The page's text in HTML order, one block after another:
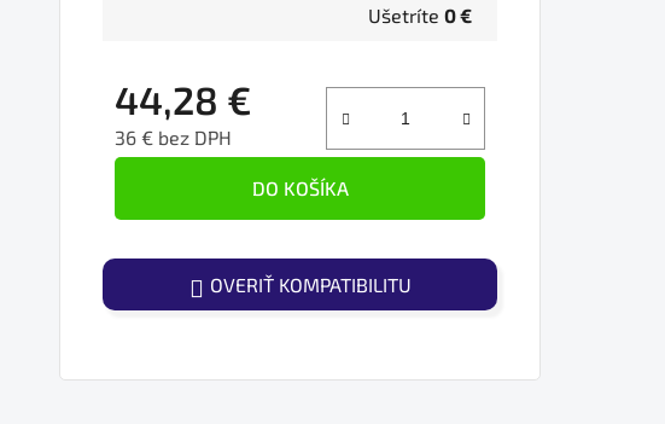
Ušetríte 0 €
44,28 €
36 € bez DPH
DO KOŠÍKA
OVERIŤ KOMPATIBILITU